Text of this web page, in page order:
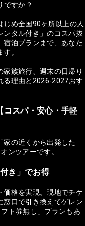
ですか？
じめ全国90ヶ所以上の人
ンタル付き」のコスパ抜
宿泊プランまで、あなた
。
家族旅行、週末の日帰り
る理由と2026-2027おす
コスパ・安心・手軽
家の近くから出発した
ンツアーです。
き」でお得
価格を実現。現地でチケ
窓口で引き換えてゲレン
ト券無し」プランもあ